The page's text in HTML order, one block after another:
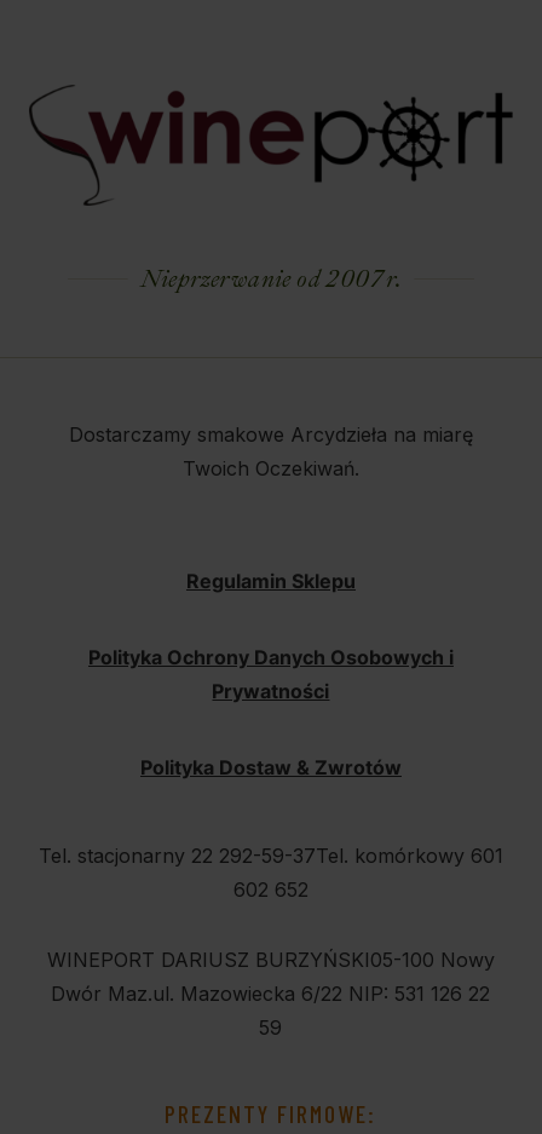
Nieprzerwanie od 2007 r.
Dostarczamy smakowe Arcydzieła na miarę
Twoich Oczekiwań.
Regulamin Sklepu
Polityka Ochrony Danych Osobowych i
Prywatności
Polityka Dostaw & Zwrotów
Tel. stacjonarny 22 292-59-37Tel. komórkowy 601
602 652
WINEPORT DARIUSZ BURZYŃSKI05-100 Nowy
Dwór Maz.ul. Mazowiecka 6/22 NIP: 531 126 22
59
PREZENTY FIRMOWE: